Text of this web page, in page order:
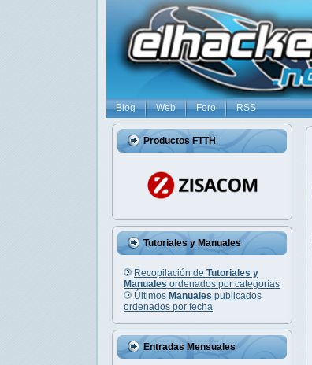
Blog Web Foro RSS
Productos FTTH
Tutoriales y Manuales
Recopilación de Tutoriales y
Manuales ordenados por categorías
Últimos Manuales publicados
ordenados por fecha
Entradas Mensuales